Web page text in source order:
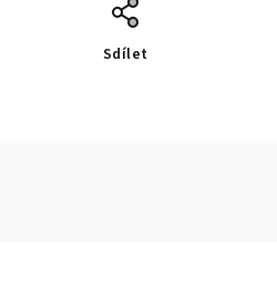
Sdílet